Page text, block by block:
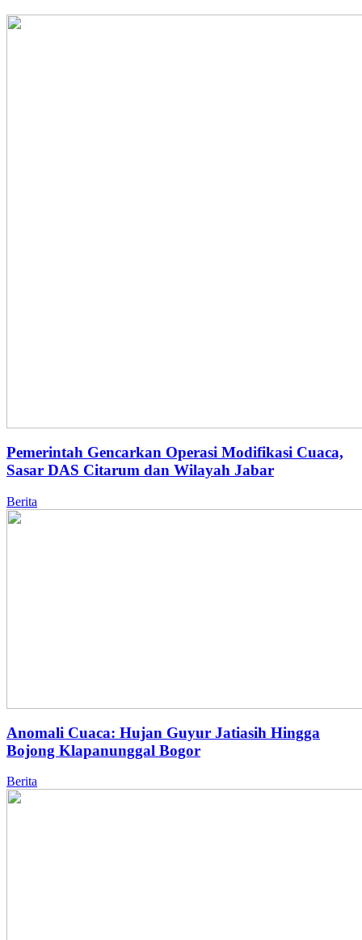
Pemerintah Gencarkan Operasi Modifikasi Cuaca,
Sasar DAS Citarum dan Wilayah Jabar
Berita
Anomali Cuaca: Hujan Guyur Jatiasih Hingga
Bojong Klapanunggal Bogor
Berita